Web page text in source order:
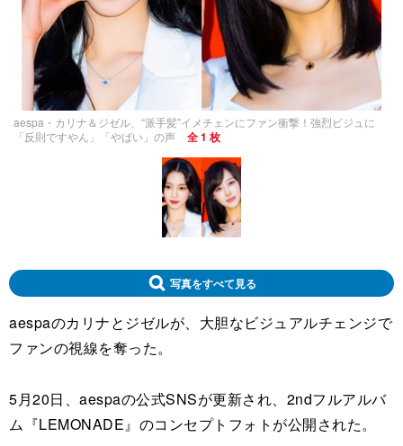
aespa・カリナ＆ジゼル、“派手髪”イメチェンにファン衝撃！強烈ビジュに
「反則ですやん」「やばい」の声
全 1 枚
写真をすべて見る
aespaのカリナとジゼルが、大胆なビジュアルチェンジで
ファンの視線を奪った。
5月20日、aespaの公式SNSが更新され、2ndフルアルバ
ム『LEMONADE』のコンセプトフォトが公開された。